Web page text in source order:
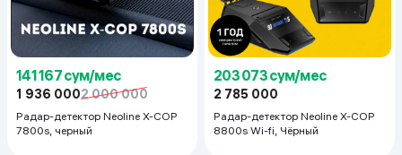
141 167 сум/мес
1 936 0002 000 000
Радар-детектор Neoline X-COP
7800s, черный
203 073 сум/мес
2 785 000
Радар-детектор Neoline X-COP
8800s Wi-fi, Чёрный